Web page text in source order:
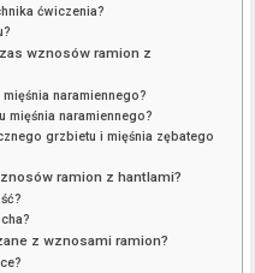
ćwiczenia?
wznosów ramion z
naramiennego?
mięśnia naramiennego?
grzbietu i mięśnia zębatego
ramion z hantlami?
z wznosami ramion?